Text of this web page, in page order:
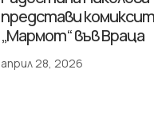
представи
„Мармот“ във Враца
април 28, 2026